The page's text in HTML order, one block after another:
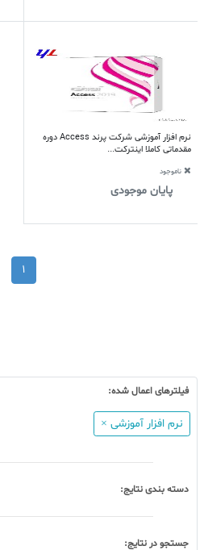
نرم افزار آموزشی شرکت پرند Access دوره
مقدماتی کاملا اینترکت...
ناموجود
پایان موجودی
فیلترهای اعمال شده:
نرم افزار آموزشی ×
دسته بندی نتایج:
جستجو در نتایج: